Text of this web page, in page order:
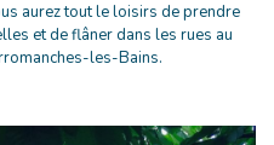
aurez tout le loisirs de prendre
et de flâner dans les rues au
les-Bains.